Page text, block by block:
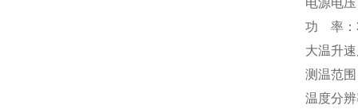
电源电
功 率：
大温升
测温范
温度分